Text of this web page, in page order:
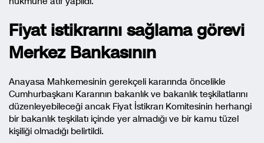
Fiyat istikrarını sağlama görevi
Merkez Bankasının
Anayasa Mahkemesinin gerekçeli kararında öncelikle
Cumhurbaşkanı Kararının bakanlık ve bakanlık teşkilatlarını
düzenleyebileceği ancak Fiyat İstikrarı Komitesinin herhangi
bir bakanlık teşkilatı içinde yer almadığı ve bir kamu tüzel
kişiliği olmadığı belirtildi.